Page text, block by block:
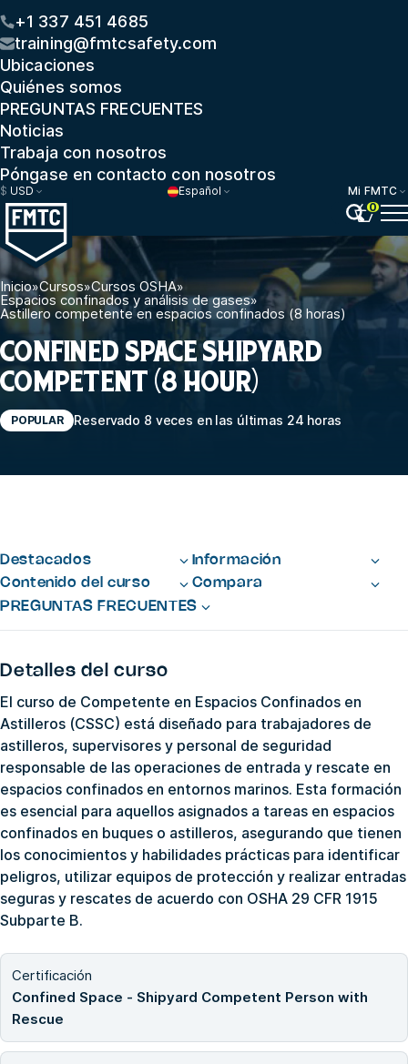
+1 337 451 4685
training@fmtcsafety.com
Ubicaciones
Quiénes somos
PREGUNTAS FRECUENTES
Noticias
Trabaja con nosotros
Póngase en contacto con nosotros
$ USD Español
Mi FMTC
0
Inicio»Cursos»Cursos OSHA»
Espacios confinados y análisis de gases»
Astillero competente en espacios confinados (8 horas)
CONFINED SPACE SHIPYARD
COMPETENT (8 HOUR)
POPULAR Reservado 8 veces en las últimas 24 horas
Destacados
Información
Contenido del curso
Compara
PREGUNTAS FRECUENTES
Detalles del curso
El curso de Competente en Espacios Confinados en
Astilleros (CSSC) está diseñado para trabajadores de
astilleros, supervisores y personal de seguridad
responsable de las operaciones de entrada y rescate en
espacios confinados en entornos marinos. Esta formación
es esencial para aquellos asignados a tareas en espacios
confinados en buques o astilleros, asegurando que tienen
los conocimientos y habilidades prácticas para identificar
peligros, utilizar equipos de protección y realizar entradas
seguras y rescates de acuerdo con OSHA 29 CFR 1915
Subparte B.
Certificación
Confined Space - Shipyard Competent Person with
Rescue